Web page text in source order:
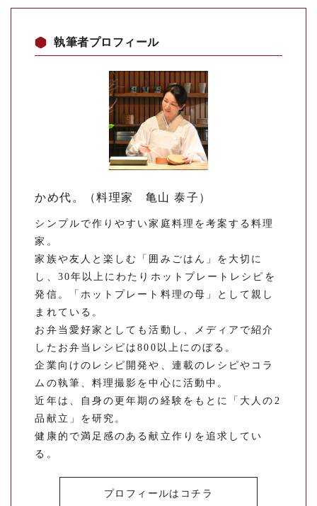
執筆者プロフィール
かめ代。（料理家 亀山 泰子）
シンプルで作りやすい家庭料理を考案する料理
家。
家族や友人と楽しむ「囲みごはん」を大切に
し、30年以上にわたりホットプレートレシピを
発信。「ホットプレート料理の母」として親し
まれている。
お弁当愛好家としても活動し、メディアで紹介
したお弁当レシピは800以上にのぼる。
企業向けのレシピ開発や、連載のレシピやコラ
ムの執筆、料理撮影を中心に活動中。
近年は、自身の更年期の経験をもとに「大人の2
品献立」を研究。
健康的で満足感のある献立作りを追求してい
る。
プロフィールはコチラ